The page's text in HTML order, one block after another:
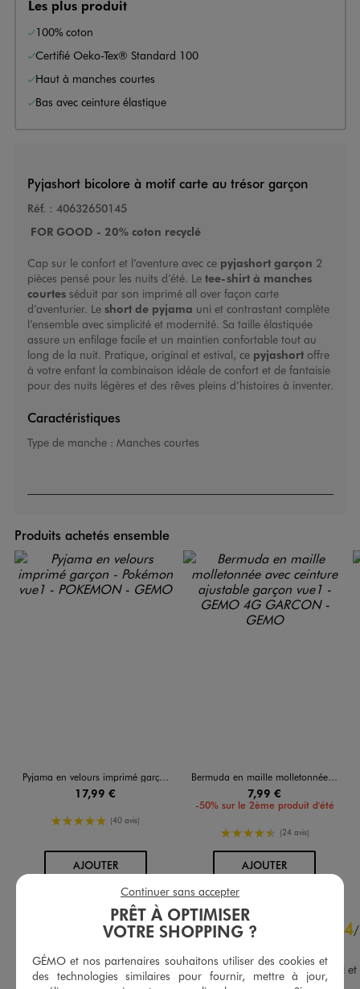
Les plus produit
100% coton
Certifié Oeko-Tex® Standard 100
Haut à manches courtes
Bas avec ceinture élastique
Pyjashort bicolore à motif carte au trésor garçon
Réf. : 40632650145
FOR GOOD - 20% coton recyclé
Cap sur le confort et l’aventure avec cepyjashort garçon 2
pièces pensé pour les nuits d’été. Le tee-shirt à manches
courtesséduit par son imprimé all over façon carte
d’aventurier. Le short de pyjama uni et contrastant complète
l’ensemble avec simplicité et modernité. Sa taille élastiquée
assure un enfilage facile et un maintien confortable tout au
long de la nuit. Pratique, original et estival, ce pyjashort offre
à votre enfant la combinaison idéale de confort et de fantaisie
pour des nuits légères et des rêves pleins d’histoires à inventer.
Caractéristiques
Type de manche : Manches courtes
Produits achetés ensemble
Pyjama en velours imprimé garçon - Pokémon
17,99 €
5/5 de moyenne
(40 avis)
AJOUTERAU PANIER
Bermuda en maille molletonnée avec ceinture ajustable garçon
7,99 €
-50% sur le 2ème produit d'été
4.5/5 de moyenne
(24 avis)
AJOUTERAU PANIER
4.8/5 4/
Pas encore essayé mais joli et
tissu de qualité
PRÊT À OPTIMISER
VOTRE SHOPPING ?
GÉMO et nos partenaires souhaitons utiliser des cookies et
des technologies similaires pour fournir, mettre à jour,
Continuer sans accepter